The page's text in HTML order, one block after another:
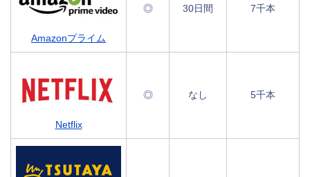
Amazonプライム
◎ 30日間 7千本
Netflix
◎ なし 5千本